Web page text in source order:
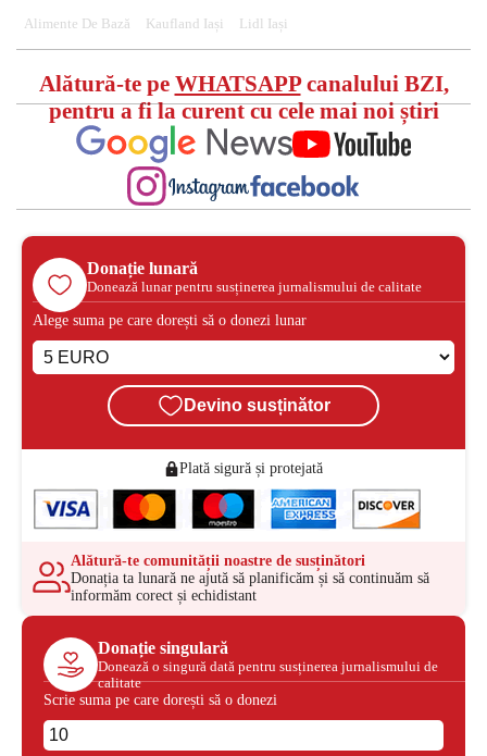
Alimente De Bază Kaufland Iași Lidl Iași
Alătură-te pe WHATSAPPcanalului BZI,
pentru a fi la curent cu cele mai noi știri
Donație lunară
Donează lunar pentru susținerea jurnalismului de calitate
Alege suma pe care dorești să o donezi lunar
Devino susținător
Plată sigură și protejată
Alătură-te comunității noastre de susținători
Donația ta lunară ne ajută să planificăm și să continuăm să
informăm corect și echidistant
Donație singulară
Donează o singură dată pentru susținerea jurnalismului de
calitate
Scrie suma pe care dorești să o donezi